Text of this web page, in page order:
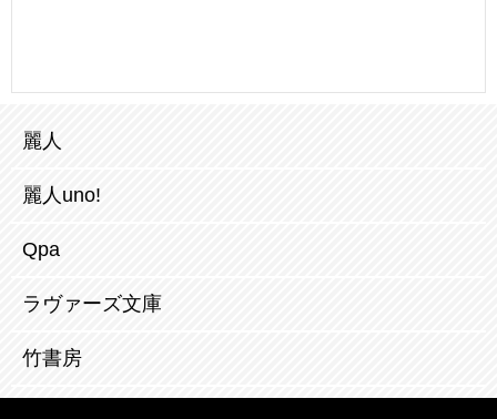
麗人
麗人uno!
Qpa
ラヴァーズ文庫
竹書房